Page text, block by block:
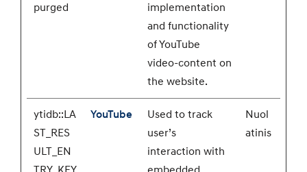
purged
implementation
and functionality
of YouTube
video-content on
the website.
ytidb::LA
ST_RES
ULT_EN
YouTube
Used to track
user’s
interaction with
Nuol
atinis